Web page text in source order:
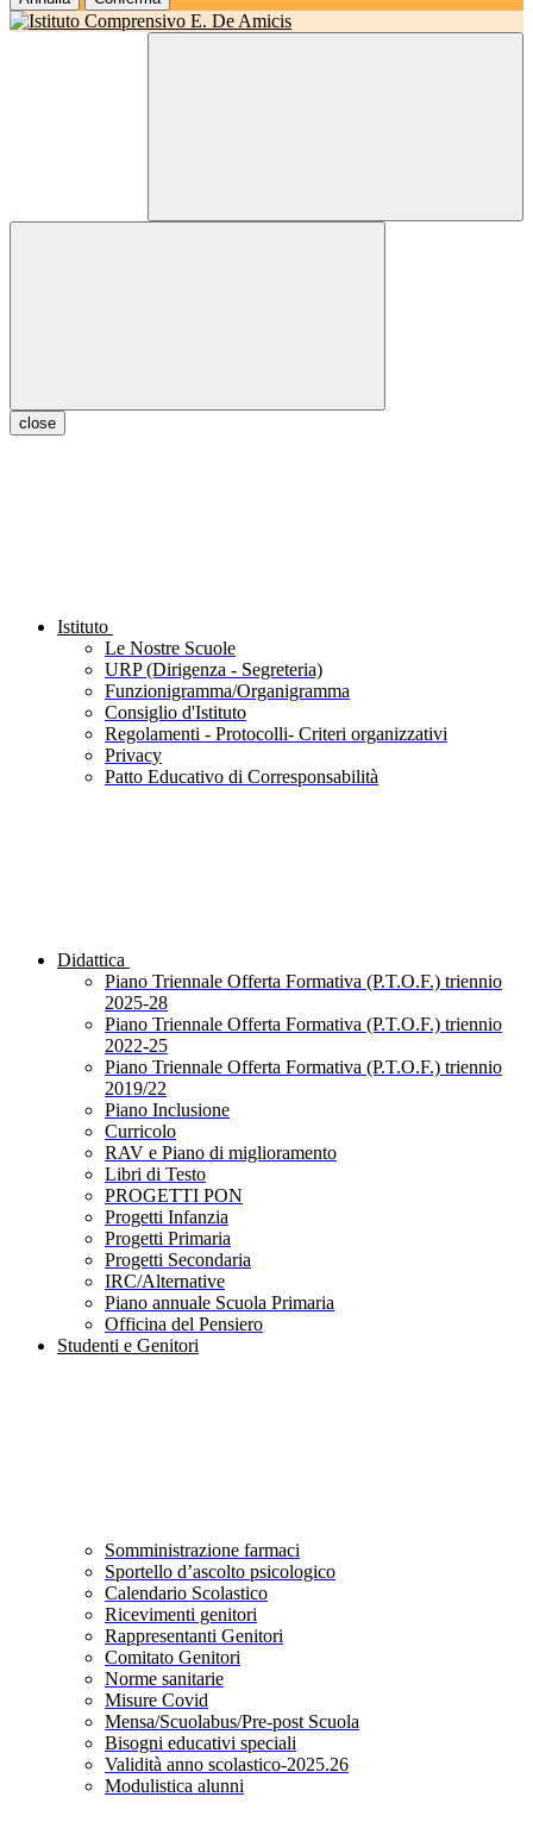
close
Istituto
Le Nostre Scuole
URP (Dirigenza - Segreteria)
Funzionigramma/Organigramma
Consiglio d'Istituto
Regolamenti - Protocolli- Criteri organizzativi
Privacy
Patto Educativo di Corresponsabilità
Didattica
Piano Triennale Offerta Formativa (P.T.O.F.) triennio
2025-28
Piano Triennale Offerta Formativa (P.T.O.F.) triennio
2022-25
Piano Triennale Offerta Formativa (P.T.O.F.) triennio
2019/22
Piano Inclusione
Curricolo
RAV e Piano di miglioramento
Libri di Testo
PROGETTI PON
Progetti Infanzia
Progetti Primaria
Progetti Secondaria
IRC/Alternative
Piano annuale Scuola Primaria
Officina del Pensiero
Studenti e Genitori
Somministrazione farmaci
Sportello d’ascolto psicologico
Calendario Scolastico
Ricevimenti genitori
Rappresentanti Genitori
Comitato Genitori
Norme sanitarie
Misure Covid
Mensa/Scuolabus/Pre-post Scuola
Bisogni educativi speciali
Validità anno scolastico-2025.26
Modulistica alunni